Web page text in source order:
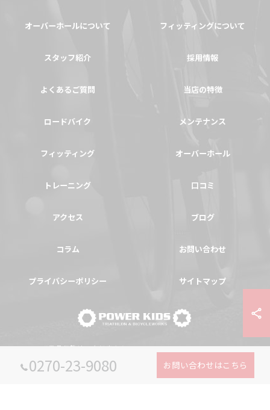
0270-23-9080 お問い合わせはこちら
オーバーホールについて フィッティングについて
スタッフ紹介 採用情報
よくあるご質問 当店の特徴
ロードバイク メンテナンス
フィッティング オーバーホール
トレーニング 口コミ
アクセス ブログ
コラム お問い合わせ
プライバシーポリシー サイトマップ
© 2026 群馬県伊勢崎の自転車ならPOWER-KIDS ALL RIGHTS RESERVED.